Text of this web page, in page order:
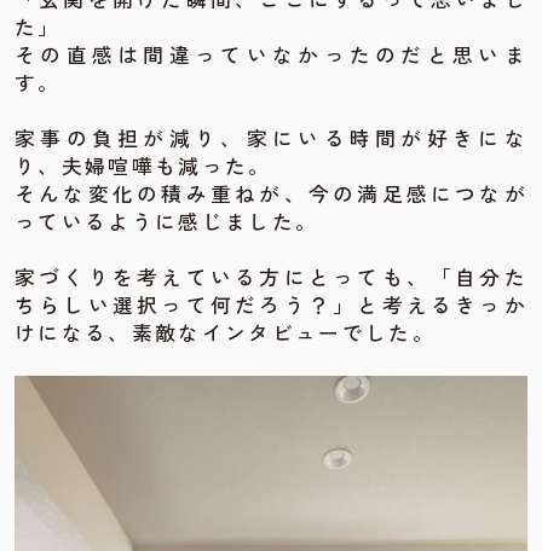
た」
その直感は間違っていなかったのだと思いま
す。
家事の負担が減り、家にいる時間が好きにな
り、夫婦喧嘩も減った。
そんな変化の積み重ねが、今の満足感につなが
っているように感じました。
家づくりを考えている方にとっても、「自分た
ちらしい選択って何だろう？」と考えるきっか
けになる、素敵なインタビューでした。